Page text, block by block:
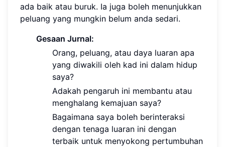
ada baik atau buruk. Ia juga boleh menunjukkan
peluang yang mungkin belum anda sedari.
Gesaan Jurnal:
Orang, peluang, atau daya luaran apa
yang diwakili oleh kad ini dalam hidup
saya?
Adakah pengaruh ini membantu atau
menghalang kemajuan saya?
Bagaimana saya boleh berinteraksi
dengan tenaga luaran ini dengan
terbaik untuk menyokong pertumbuhan